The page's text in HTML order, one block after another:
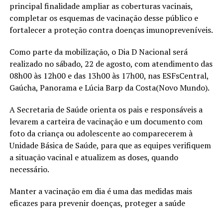
principal finalidade ampliar as coberturas vacinais,
completar os esquemas de vacinação desse público e
fortalecer a proteção contra doenças imunopreveníveis.
Como parte da mobilização, o Dia D Nacional será
realizado no sábado, 22 de agosto, com atendimento das
08h00 às 12h00 e das 13h00 às 17h00, nas ESFsCentral,
Gaúcha, Panorama e Lúcia Barp da Costa(Novo Mundo).
A Secretaria de Saúde orienta os pais e responsáveis a
levarem a carteira de vacinação e um documento com
foto da criança ou adolescente ao comparecerem à
Unidade Básica de Saúde, para que as equipes verifiquem
a situação vacinal e atualizem as doses, quando
necessário.
Manter a vacinação em dia é uma das medidas mais
eficazes para prevenir doenças, proteger a saúde